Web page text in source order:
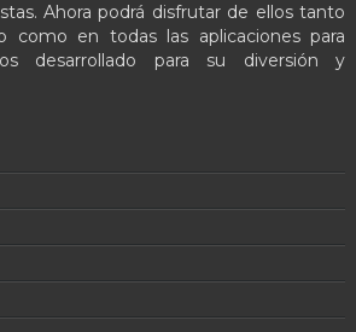
Ahora podrá disfrutar de ellos tanto
como en todas las aplicaciones para
desarrollado para su diversión y